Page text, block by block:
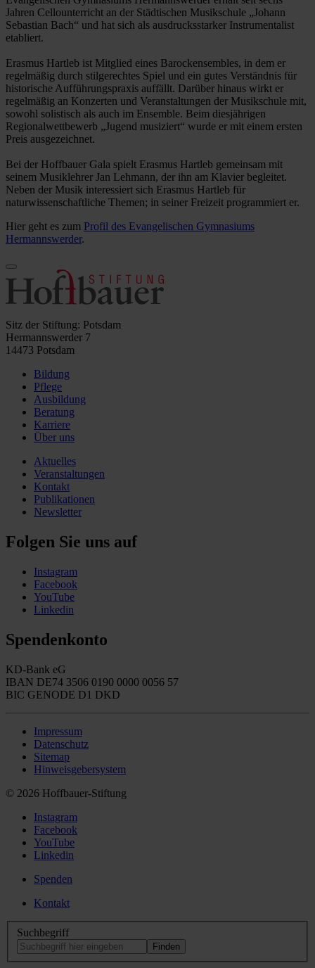
Jahren Cellounterricht an der Städtischen Musikschule „Johann
Sebastian Bach“ und hat sich als ausdrucksstarker Instrumentalist
etabliert.
Erasmus Hartleb ist Mitglied eines Barockensembles, in dem er
regelmäßig durch stilgerechtes Spiel und ein gutes Verständnis für
historische Aufführungspraxis auffällt. Darüber hinaus wirkt er
regelmäßig an Konzerten und Veranstaltungen der Musikschule mit,
sowohl solistisch als auch im Ensemble. Beim diesjährigen
Regionalwettbewerb „Jugend musiziert“ wurde er mit einem ersten
Preis ausgezeichnet.
Bei der Hoffbauer Gala spielt Erasmus Hartleb gemeinsam mit
seinem Musiklehrer Jan Lehmann, der ihn am Klavier begleitet.
Neben der Musik interessiert sich Erasmus Hartleb für
naturwissenschaftliche Themen; in seiner Freizeit programmiert er.
Hier geht es zum Profil des Evangelischen Gymnasiums
Hermannswerder.
Sitz der Stiftung: Potsdam
Hermannswerder 7
14473 Potsdam
Bildung
Pflege
Ausbildung
Beratung
Karriere
Über uns
Aktuelles
Veranstaltungen
Kontakt
Publikationen
Newsletter
Folgen Sie uns auf
Instagram
Facebook
YouTube
Linkedin
Spendenkonto
KD-Bank eG
IBAN DE74 3506 0190 0000 0056 57
BIC GENODE D1 DKD
Impressum
Datenschutz
Sitemap
Hinweisgebersystem
© 2026 Hoffbauer-Stiftung
Instagram
Facebook
YouTube
Linkedin
Spenden
Kontakt
Suchbegriff